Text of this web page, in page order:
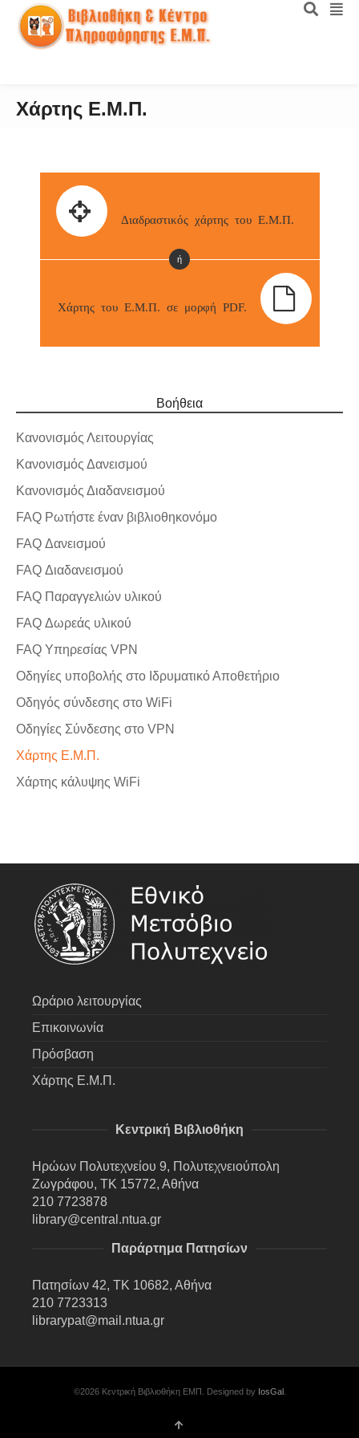
Χάρτης Ε.Μ.Π.
Διαδραστικός χάρτης του Ε.Μ.Π.
ή
Χάρτης του Ε.Μ.Π. σε μορφή PDF.
Βοήθεια
Κανονισμός Λειτουργίας
Κανονισμός Δανεισμού
Κανονισμός Διαδανεισμού
FAQ Ρωτήστε έναν βιβλιοθηκονόμο
FAQ Δανεισμού
FAQ Διαδανεισμού
FAQ Παραγγελιών υλικού
FAQ Δωρεάς υλικού
FAQ Υπηρεσίας VPN
Οδηγίες υποβολής στο Ιδρυματικό Αποθετήριο
Οδηγός σύνδεσης στο WiFi
Οδηγίες Σύνδεσης στο VPN
Χάρτης Ε.Μ.Π.
Χάρτης κάλυψης WiFi
Ωράριο λειτουργίας
Επικοινωνία
Πρόσβαση
Χάρτης Ε.Μ.Π.
Κεντρική Βιβλιοθήκη
Ηρώων Πολυτεχνείου 9, Πολυτεχνειούπολη
Ζωγράφου, ΤΚ 15772, Αθήνα
210 7723878
library@central.ntua.gr
Παράρτημα Πατησίων
Πατησίων 42, ΤΚ 10682, Αθήνα
210 7723313
librarypat@mail.ntua.gr
©2026 Κεντρική Βιβλιοθήκη ΕΜΠ. Designed by IosGal.